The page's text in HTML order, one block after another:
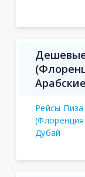
Рейсы Пиза
Дубай